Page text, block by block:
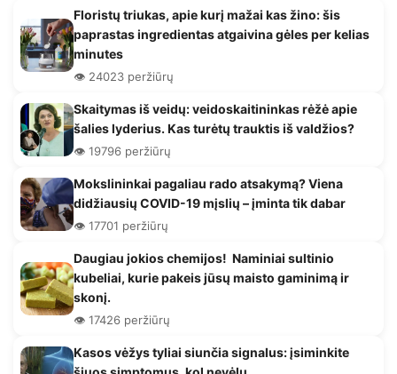
Floristų triukas, apie kurį mažai kas žino: šis
paprastas ingredientas atgaivina gėles per kelias
minutes
👁️ 24023 peržiūrų
Skaitymas iš veidų: veidoskaitininkas rėžė apie
šalies lyderius. Kas turėtų trauktis iš valdžios?
👁️ 19796 peržiūrų
Mokslininkai pagaliau rado atsakymą? Viena
didžiausių COVID-19 mįslių – įminta tik dabar
👁️ 17701 peržiūrų
Daugiau jokios chemijos! Naminiai sultinio
kubeliai, kurie pakeis jūsų maisto gaminimą ir
skonį.
👁️ 17426 peržiūrų
Kasos vėžys tyliai siunčia signalus: įsiminkite